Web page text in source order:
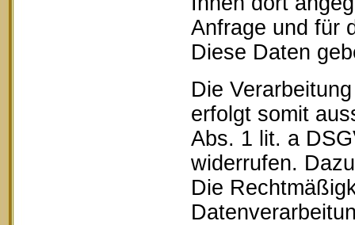
Anfrage und für
Diese Daten
Die
erfolgt somit
Abs. 1 lit. a
widerrufen.
Die